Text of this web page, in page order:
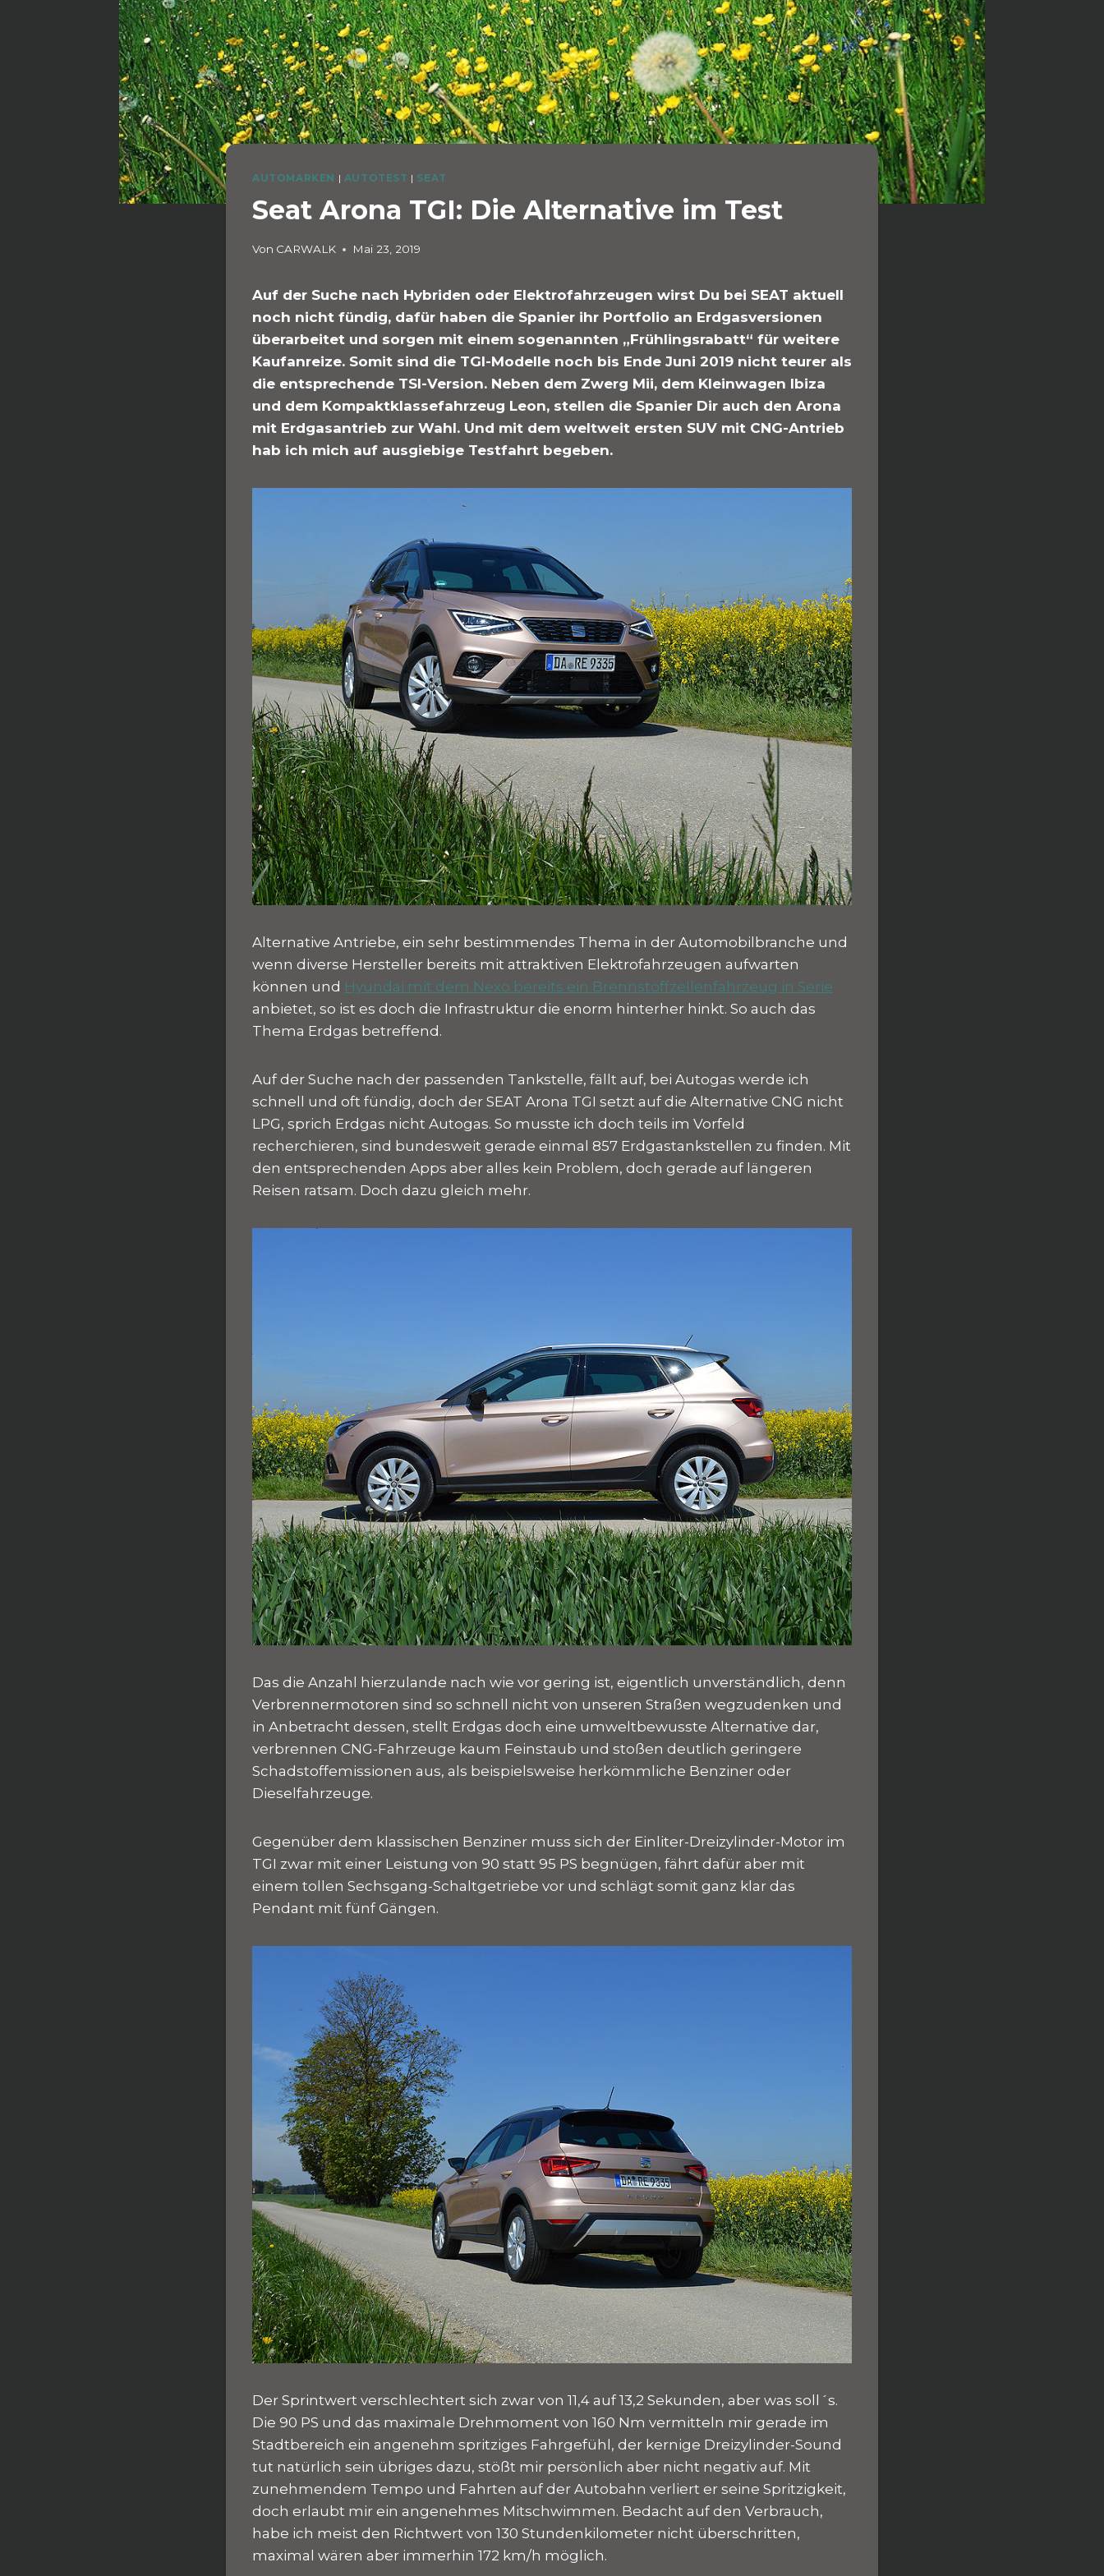
AUTOMARKEN | AUTOTEST | SEAT
Seat Arona TGI: Die Alternative im Test
Von CARWALK Mai 23, 2019
Auf der Suche nach Hybriden oder Elektrofahrzeugen wirst Du bei SEAT aktuell
noch nicht fündig, dafür haben die Spanier ihr Portfolio an Erdgasversionen
überarbeitet und sorgen mit einem sogenannten „Frühlingsrabatt“ für weitere
Kaufanreize. Somit sind die TGI-Modelle noch bis Ende Juni 2019 nicht teurer als
die entsprechende TSI-Version. Neben dem Zwerg Mii, dem Kleinwagen Ibiza
und dem Kompaktklassefahrzeug Leon, stellen die Spanier Dir auch den Arona
mit Erdgasantrieb zur Wahl. Und mit dem weltweit ersten SUV mit CNG-Antrieb
hab ich mich auf ausgiebige Testfahrt begeben.
Alternative Antriebe, ein sehr bestimmendes Thema in der Automobilbranche und
wenn diverse Hersteller bereits mit attraktiven Elektrofahrzeugen aufwarten
können und Hyundai mit dem Nexo bereits ein Brennstoffzellenfahrzeug in Serie
anbietet, so ist es doch die Infrastruktur die enorm hinterher hinkt. So auch das
Thema Erdgas betreffend.
Auf der Suche nach der passenden Tankstelle, fällt auf, bei Autogas werde ich
schnell und oft fündig, doch der SEAT Arona TGI setzt auf die Alternative CNG nicht
LPG, sprich Erdgas nicht Autogas. So musste ich doch teils im Vorfeld
recherchieren, sind bundesweit gerade einmal 857 Erdgastankstellen zu finden. Mit
den entsprechenden Apps aber alles kein Problem, doch gerade auf längeren
Reisen ratsam. Doch dazu gleich mehr.
Das die Anzahl hierzulande nach wie vor gering ist, eigentlich unverständlich, denn
Verbrennermotoren sind so schnell nicht von unseren Straßen wegzudenken und
in Anbetracht dessen, stellt Erdgas doch eine umweltbewusste Alternative dar,
verbrennen CNG-Fahrzeuge kaum Feinstaub und stoßen deutlich geringere
Schadstoffemissionen aus, als beispielsweise herkömmliche Benziner oder
Dieselfahrzeuge.
Gegenüber dem klassischen Benziner muss sich der Einliter-Dreizylinder-Motor im
TGI zwar mit einer Leistung von 90 statt 95 PS begnügen, fährt dafür aber mit
einem tollen Sechsgang-Schaltgetriebe vor und schlägt somit ganz klar das
Pendant mit fünf Gängen.
Der Sprintwert verschlechtert sich zwar von 11,4 auf 13,2 Sekunden, aber was soll´s.
Die 90 PS und das maximale Drehmoment von 160 Nm vermitteln mir gerade im
Stadtbereich ein angenehm spritziges Fahrgefühl, der kernige Dreizylinder-Sound
tut natürlich sein übriges dazu, stößt mir persönlich aber nicht negativ auf. Mit
zunehmendem Tempo und Fahrten auf der Autobahn verliert er seine Spritzigkeit,
doch erlaubt mir ein angenehmes Mitschwimmen. Bedacht auf den Verbrauch,
habe ich meist den Richtwert von 130 Stundenkilometer nicht überschritten,
maximal wären aber immerhin 172 km/h möglich.